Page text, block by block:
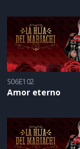
S06E102
Amor eterno